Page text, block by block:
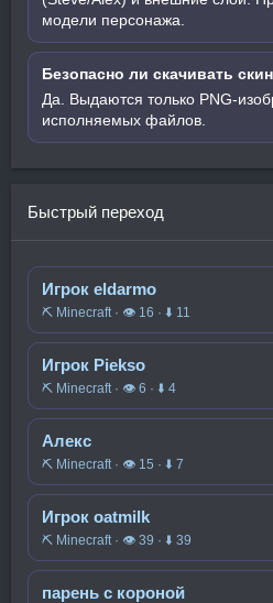
модели персонажа.
Безопасно ли скачивать
Да. Выдаются только PNG-
исполняемых файлов.
Быстрый переход
Игрок eldarmo
⛏️ Minecraft · 👁 16 · ⬇ 11
Игрок Piekso
⛏️ Minecraft · 👁 6 · ⬇ 4
Алекс
⛏️ Minecraft · 👁 15 · ⬇ 7
Игрок oatmilk
⛏️ Minecraft · 👁 39 · ⬇ 39
парень с короной